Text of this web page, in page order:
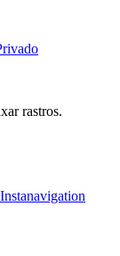
rastros.
Instanavigation